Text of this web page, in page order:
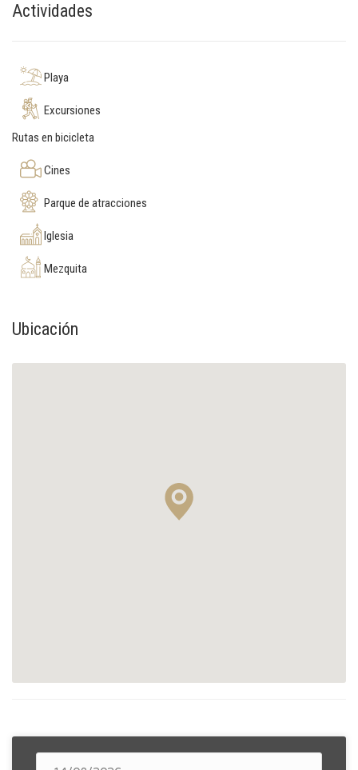
Actividades
Playa
Excursiones
Rutas en bicicleta
Cines
Parque de atracciones
Iglesia
Mezquita
Ubicación